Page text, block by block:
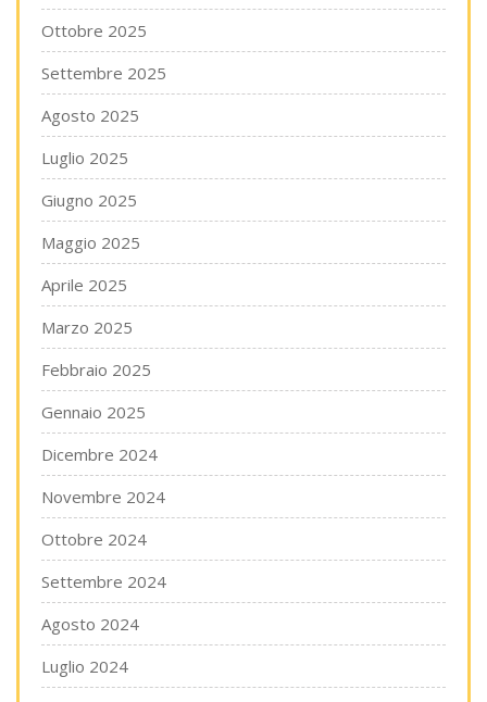
Ottobre 2025
Settembre 2025
Agosto 2025
Luglio 2025
Giugno 2025
Maggio 2025
Aprile 2025
Marzo 2025
Febbraio 2025
Gennaio 2025
Dicembre 2024
Novembre 2024
Ottobre 2024
Settembre 2024
Agosto 2024
Luglio 2024